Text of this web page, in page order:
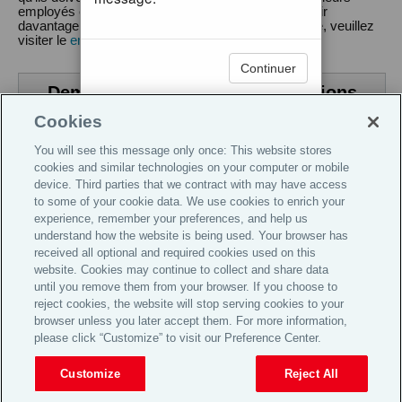
employés et élaborer un plan d'action. Pour en savoir
davantage et pour vous inscrire à la prochaine étude, veuillez
visiter le employeursdechoixaucanada.com.
Continuer
Demandez-nous plus d'informations
Global Home
Recrutement
Informations financières
Mentions légales
Confidentialité
Politique de traitement des plaints
Cookies
You will see this message only once: This website stores
cookies and similar technologies on your computer or mobile
device. Third parties that we contract with may have access
to some of your cookie data. We use cookies to enrich your
experience, remember your preferences, and help us
understand how the website is being used. Your browser has
received all optional and required cookies used on this
website. Cookies may continue to collect and share data
until you remove them from your browser. If you choose to
reject cookies, the website will stop serving cookies to your
browser unless you later accept them. For more information,
please click “Customize” to visit our Preference Center.
Customize Reject All